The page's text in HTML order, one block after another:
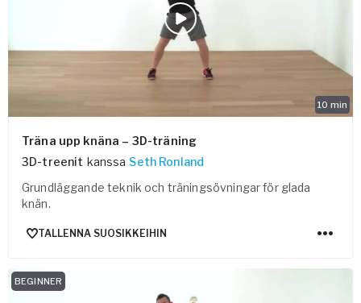
10 min
Träna upp knäna – 3D-träning
3D-treenit kanssa Seth Ronland
Grundläggande teknik och träningsövningar för glada
knän.
TALLENNA SUOSIKKEIHIN
BEGINNER